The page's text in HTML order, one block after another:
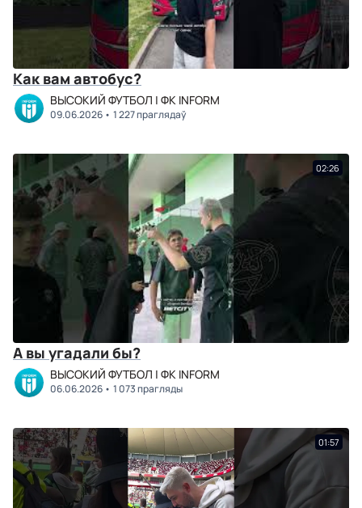
Как вам автобус?
ВЫСОКИЙ ФУТБОЛ | ФК INFORM
09.06.2026 1 227 праглядаў
02:26
А вы угадали бы?
ВЫСОКИЙ ФУТБОЛ | ФК INFORM
06.06.2026 1 073 прагляды
01:57